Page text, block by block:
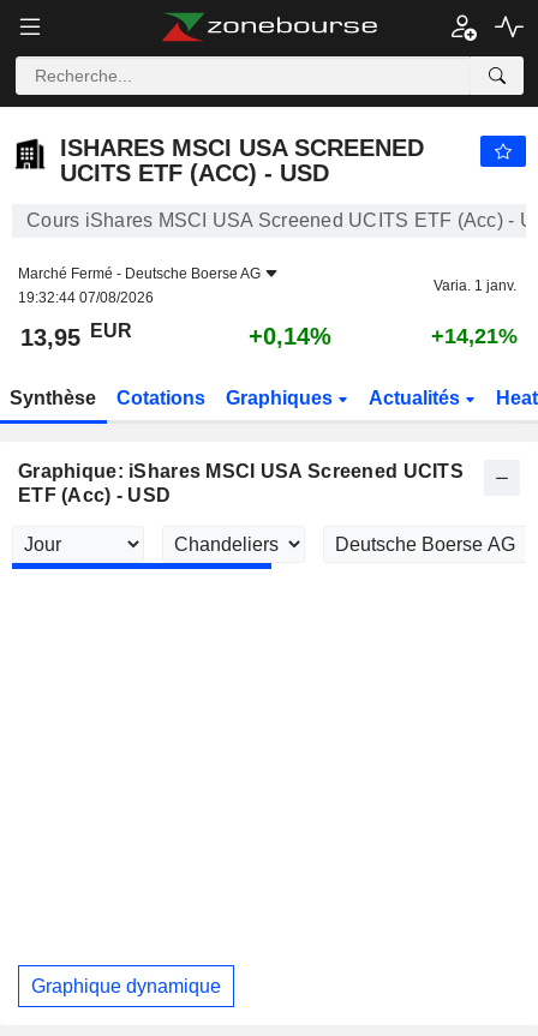
ISHARES MSCI USA SCREENED
UCITS ETF (ACC) - USD
Cours iShares MSCI USA Screened UCITS ETF (Acc) -
Marché Fermé - Deutsche Boerse AG
19:32:44 07/08/2026
Varia. 1 janv.
13,95 EUR +0,14% +14,21%
Synthèse Cotations Graphiques Actualités
Graphique: iShares MSCI USA Screened UCITS
ETF (Acc) - USD
Graphique dynamique